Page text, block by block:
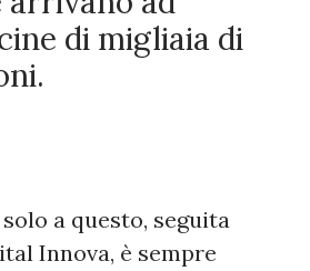
di migliaia di
a questo, seguita
Innova, è sempre